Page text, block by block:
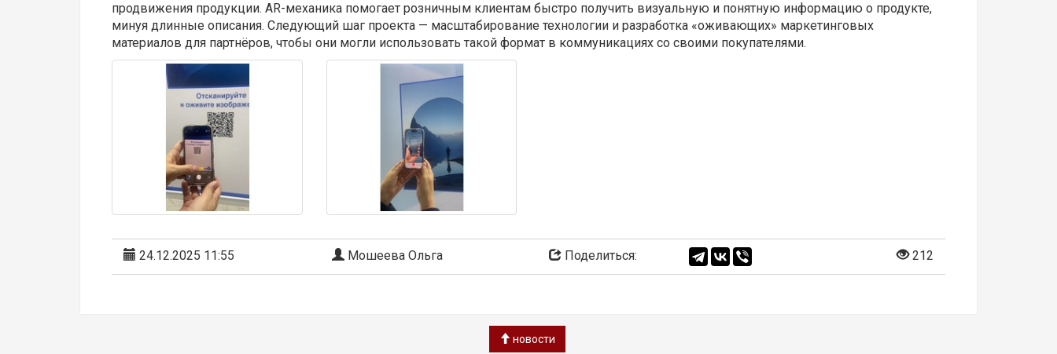
продвижения продукции. AR-механика помогает розничным клиентам быстро получить визуальную и понятную информацию о продукте,
минуя длинные описания. Следующий шаг проекта — масштабирование технологии и разработка «оживающих» маркетинговых
материалов для партнёров, чтобы они могли использовать такой формат в коммуникациях со своими покупателями.
24.12.2025 11:55 Мошеева Ольга Поделиться: 212
новости